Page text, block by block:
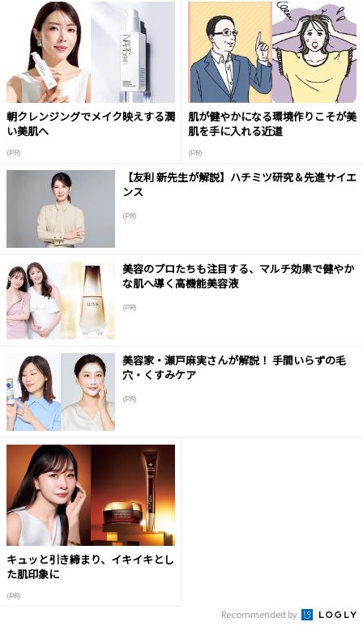
朝クレンジングでメイク映えする潤
い美肌へ
(PR)
肌が健やかになる環境作りこそが美
肌を手に入れる近道
(PR)
【友利 新先生が解説】ハチミツ研究＆先進サイエ
ンス
(PR)
美容のプロたちも注目する、マルチ効果で健やか
な肌へ導く高機能美容液
(PR)
美容家・瀬戸麻実さんが解説！ 手間いらずの毛
穴・くすみケア
(PR)
キュッと引き締まり、イキイキとし
た肌印象に
(PR)
Recommended by